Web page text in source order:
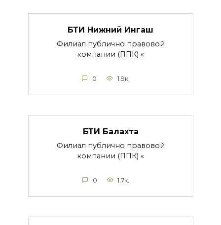
БТИ Нижний Ингаш
Филиал публично правовой
компании (ППК) «
0 1.9к.
БТИ Балахта
Филиал публично правовой
компании (ППК) «
0 1.7к.